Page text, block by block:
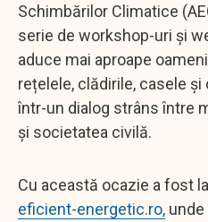
Schimbărilor Climatice
serie de workshop-uri și
aduce mai aproape
rețelele, clădirile, casele
într-un dialog strâns între
și societatea civilă.
Cu această ocazie a fost
eficient-energetic.ro,